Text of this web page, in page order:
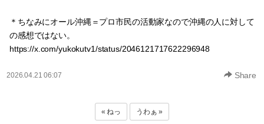
＊ちなみにオール沖縄＝プロ市民の活動家なので沖縄の人に対して
の感想ではない。
https://x.com/yukokutv1/status/2046121717622296948
2026.04.21 06:07 Share
« ねっ うわぁ »